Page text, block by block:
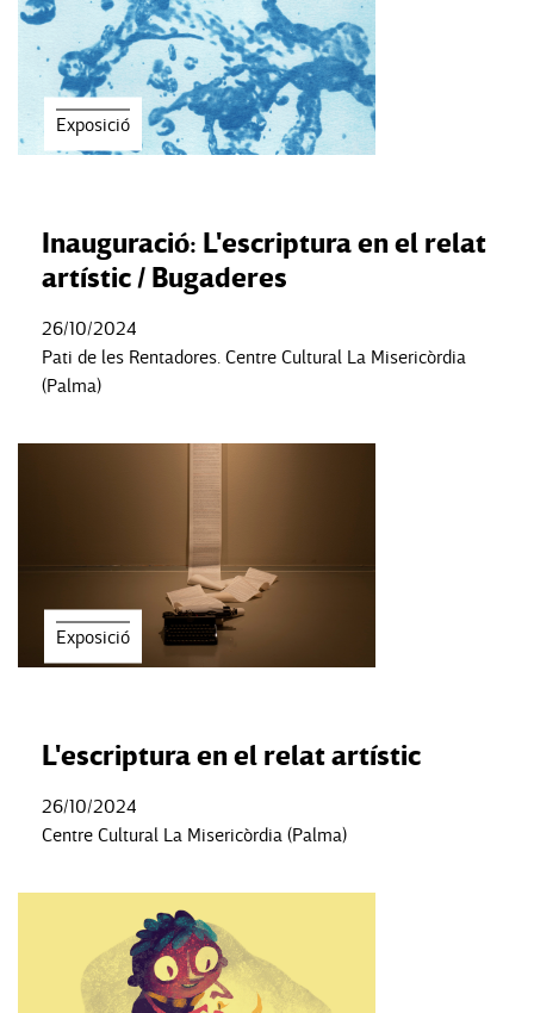
Exposició
Inauguració: L'escriptura en el relat
artístic / Bugaderes
26/10/2024
Pati de les Rentadores. Centre Cultural La Misericòrdia
(Palma)
Exposició
L'escriptura en el relat artístic
26/10/2024
Centre Cultural La Misericòrdia (Palma)